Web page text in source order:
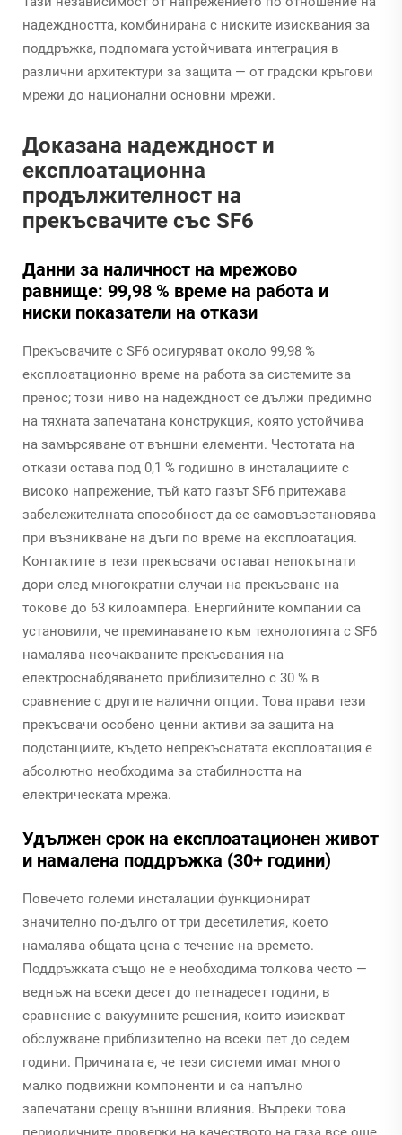
надеждността, комбинирана с ниските изисквания за
поддръжка, подпомага устойчивата интеграция в
различни архитектури за защита — от градски кръгови
мрежи до национални основни мрежи.
Доказана надеждност и
експлоатационна
продължителност на
прекъсвачите със SF6
Данни за наличност на мрежово
равнище: 99,98 % време на работа и
ниски показатели на откази
Прекъсвачите с SF6 осигуряват около 99,98 %
експлоатационно време на работа за системите за
пренос; този ниво на надеждност се дължи предимно
на тяхната запечатана конструкция, която устойчива
на замърсяване от външни елементи. Честотата на
откази остава под 0,1 % годишно в инсталациите с
високо напрежение, тъй като газът SF6 притежава
забележителната способност да се самовъзстановява
при възникване на дъги по време на експлоатация.
Контактите в тези прекъсвачи остават непокътнати
дори след многократни случаи на прекъсване на
токове до 63 килоампера. Енергийните компании са
установили, че преминаването към технологията с SF6
намалява неочакваните прекъсвания на
електроснабдяването приблизително с 30 % в
сравнение с другите налични опции. Това прави тези
прекъсвачи особено ценни активи за защита на
подстанциите, където непрекъснатата експлоатация е
абсолютно необходима за стабилността на
електрическата мрежа.
Удължен срок на експлоатационен живот
и намалена поддръжка (30+ години)
Повечето големи инсталации функционират
значително по-дълго от три десетилетия, което
намалява общата цена с течение на времето.
Поддръжката също не е необходима толкова често —
веднъж на всеки десет до петнадесет години, в
сравнение с вакуумните решения, които изискват
обслужване приблизително на всеки пет до седем
години. Причината е, че тези системи имат много
малко подвижни компоненти и са напълно
запечатани срещу външни влияния. Въпреки това